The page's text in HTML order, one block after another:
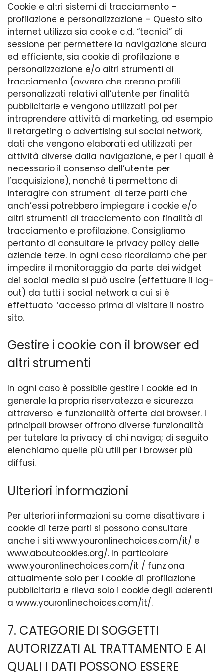
Cookie e altri sistemi di tracciamento –
profilazione e personalizzazione – Questo sito
internet utilizza sia cookie c.d. “tecnici” di
sessione per permettere la navigazione sicura
ed efficiente, sia cookie di profilazione e
personalizzazione e/o altri strumenti di
tracciamento (ovvero che creano profili
personalizzati relativi all’utente per finalità
pubblicitarie e vengono utilizzati poi per
intraprendere attività di marketing, ad esempio
il retargeting o advertising sui social network,
dati che vengono elaborati ed utilizzati per
attività diverse dalla navigazione, e per i quali è
necessario il consenso dell’utente per
l’acquisizione), nonché ti permettono di
interagire con strumenti di terze parti che
anch’essi potrebbero impiegare i cookie e/o
altri strumenti di tracciamento con finalità di
tracciamento e profilazione. Consigliamo
pertanto di consultare le privacy policy delle
aziende terze. In ogni caso ricordiamo che per
impedire il monitoraggio da parte dei widget
dei social media si può uscire (effettuare il log-
out) da tutti i social network a cui si è
effettuato l’accesso prima di visitare il nostro
sito.
Gestire i cookie con il browser ed
altri strumenti
In ogni caso è possibile gestire i cookie ed in
generale la propria riservatezza e sicurezza
attraverso le funzionalità offerte dai browser. I
principali browser offrono diverse funzionalità
per tutelare la privacy di chi naviga; di seguito
elenchiamo quelle più utili per i browser più
diffusi.
Ulteriori informazioni
Per ulteriori informazioni su come disattivare i
cookie di terze parti si possono consultare
anche i siti www.youronlinechoices.com/it/ e
www.aboutcookies.org/. In particolare
www.youronlinechoices.com/it / funziona
attualmente solo per i cookie di profilazione
pubblicitaria e rileva solo i cookie degli aderenti
a www.youronlinechoices.com/it/.
7. CATEGORIE DI SOGGETTI
AUTORIZZATI AL TRATTAMENTO E AI
QUALI I DATI POSSONO ESSERE